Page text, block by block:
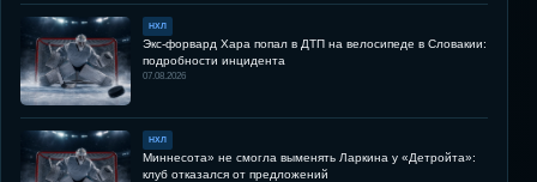
НХЛ
Экс-форвард Хара попал в ДТП на велосипеде в Словакии:
подробности инцидента
07.08.2026
НХЛ
Миннесота» не смогла выменять Ларкина у «Детройта»:
клуб отказался от предложений